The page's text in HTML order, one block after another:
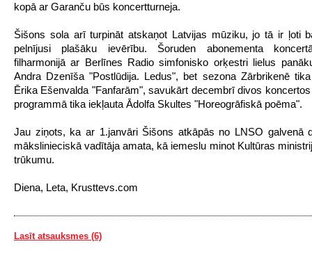
kopā ar Garanču būs koncertturneja.
Šišons sola arī turpināt atskaņot Latvijas mūziku, jo tā ir ļoti
pelnījusi plašāku ievērību. Šoruden abonementa
filharmonijā ar Berlīnes Radio simfonisko orķestri lielus
Andra Dzenīša "Postlūdija. Ledus", bet sezona Zārbrikenē
Ērika Ešenvalda "Fanfarām", savukārt decembrī divos
programmā tika iekļauta Ādolfa Skultes "Horeogrāfiskā poēma".
Jau ziņots, ka ar 1.janvāri Šišons atkāpās no LNSO galvenā
mākslinieciskā vadītāja amata, kā iemeslu minot Kultūras
trūkumu.
Diena, Leta, Krusttevs.com
Lasīt atsauksmes (6)